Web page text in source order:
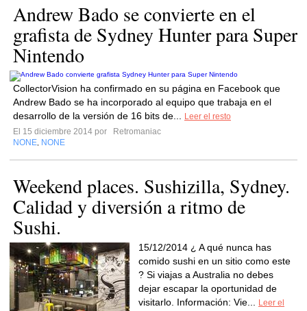
Andrew Bado se convierte en el
grafista de Sydney Hunter para Super
Nintendo
CollectorVision ha confirmado en su página en Facebook que
Andrew Bado se ha incorporado al equipo que trabaja en el
desarrollo de la versión de 16 bits de...
Leer el resto
El 15 diciembre 2014 por
Retromaniac
NONE NONE
Weekend places. Sushizilla, Sydney.
Calidad y diversión a ritmo de
Sushi.
15/12/2014 ¿ A qué nunca has
comido sushi en un sitio como este
? Si viajas a Australia no debes
dejar escapar la oportunidad de
visitarlo. Información: Vie...
Leer el